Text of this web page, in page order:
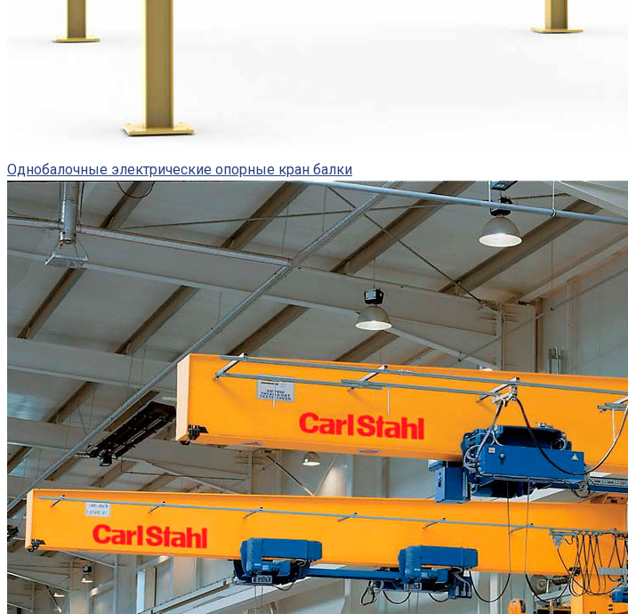
Однобалочные электрические опорные кран балки